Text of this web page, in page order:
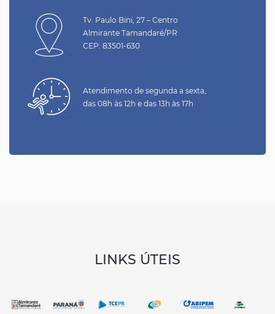
Tv. Paulo Bini, 27 – Centro
Almirante Tamandaré/PR
CEP: 83501-630
Atendimento de segunda a sexta,
das 08h às 12h e das 13h às 17h
LINKS ÚTEIS